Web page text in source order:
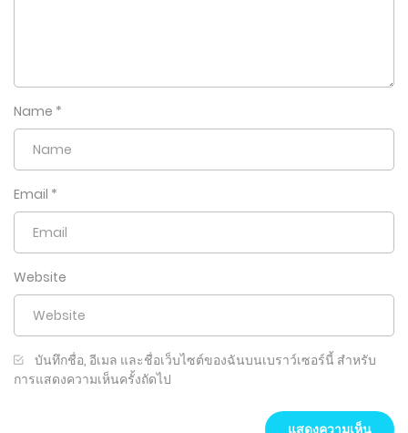
Name *
Email *
Website
บันทึกชื่อ, อีเมล และชื่อเว็บไซต์ของฉันบนเบราว์เซอร์นี้ สำหรับ
การแสดงความเห็นครั้งถัดไป